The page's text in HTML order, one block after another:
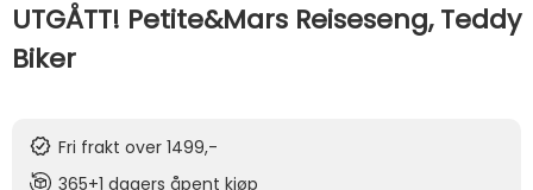
UTGÅTT! Petite&Mars Reiseseng, Teddy
Biker
Fri frakt over 1499,-
365+1 dagers åpent kjøp